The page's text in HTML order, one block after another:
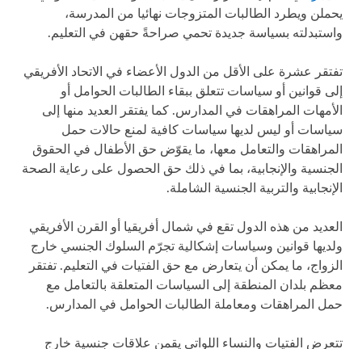
يحملن ويطرد الطالبات المتزوجات نهائيا من المدرسة،
واستبدلته بسياسة جديدة تحمي صراحةً حقهن في التعليم.
تفتقر عشرة على الأقل من الدول الأعضاء في الاتحاد الأفريقي
إلى قوانين أو سياسات تتعلق ببقاء الطالبات الحوامل أو
الأمهات المراهقات في المدارس. كما يفتقر العديد منها إلى
سياسات أو ليس لديها سياسات كافية لمنع حالات حمل
المراهقات والتعامل معها، ما يقوّض حق الأطفال في الحقوق
الجنسية والإنجابية، بما في ذلك حق الحصول على رعاية الصحة
الإنجابية والتربية الجنسية الشاملة.
العديد من هذه الدول تقع في شمال أفريقيا أو القرن الأفريقي
ولديها قوانين وسياسات إشكالية تجرّم السلوك الجنسي خارج
الزواج، ما يمكن أن يتعارض مع حق الفتيات في التعليم. تفتقر
معظم بلدان المنطقة إلى السياسات المتعلقة بالتعامل مع
حمل المراهقات ومعاملة الطالبات الحوامل في المدارس.
تتعرض الفتيات والنساء اللواتي يقمن علاقات جنسية خارج